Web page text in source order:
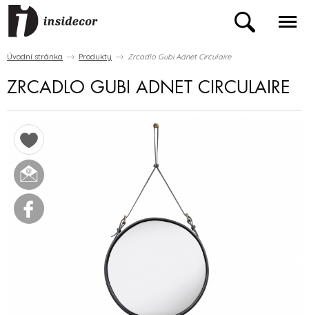
Úvodní stránka Produkty Zrcadlo Gubi Adnet Circulaire
ZRCADLO GUBI ADNET CIRCULAIRE